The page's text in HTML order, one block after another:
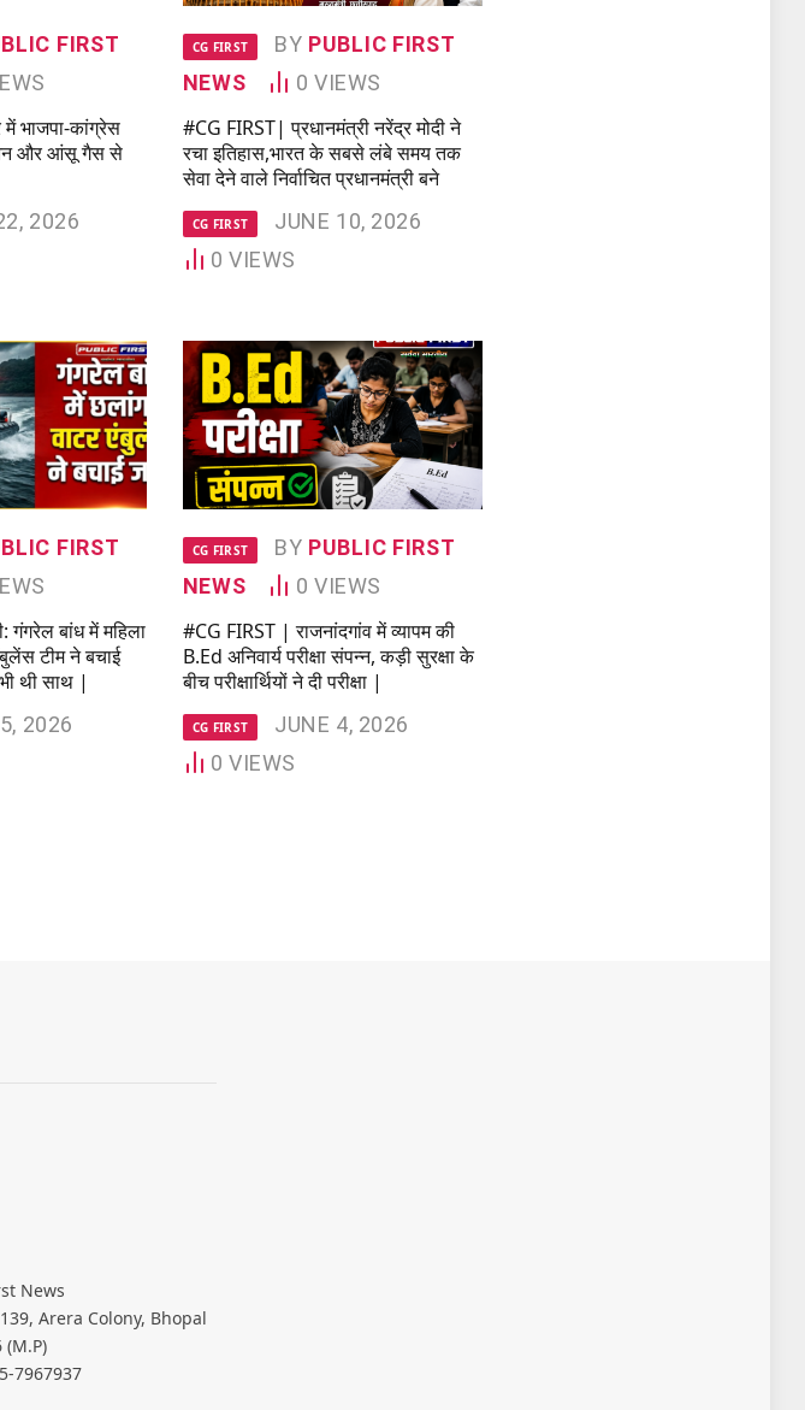
FIRST
भाजपा-कांग्रेस
और आंसू गैस से
2026
CG FIRST BY PUBLIC FIRST
NEWS
0VIEWS
#CG FIRST| प्रधानमंत्री नरेंद्र मोदी ने
रचा इतिहास,भारत के सबसे लंबे समय तक
सेवा देने वाले निर्वाचित प्रधानमंत्री बने
CG FIRST
JUNE 10, 2026
0VIEWS
FIRST
बांध में महिला
टीम ने बचाई
थी साथ |
2026
CG FIRST BY PUBLIC FIRST
NEWS
0VIEWS
#CG FIRST | राजनांदगांव में व्यापम की
B.Ed अनिवार्य परीक्षा संपन्न, कड़ी सुरक्षा के
बीच परीक्षार्थियों ने दी परीक्षा |
CG FIRST
JUNE 4, 2026
0VIEWS
News
Arera Colony, Bhopal
(M.P)
7967937